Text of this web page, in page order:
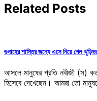
Related Posts
গুনাহের শাস্তির জন্যে এসে নিয়ে গেল
আসলে মানুষের প্রতি নবীজী (স) কত
হিসেবে দেখেছেন। আমরা তো